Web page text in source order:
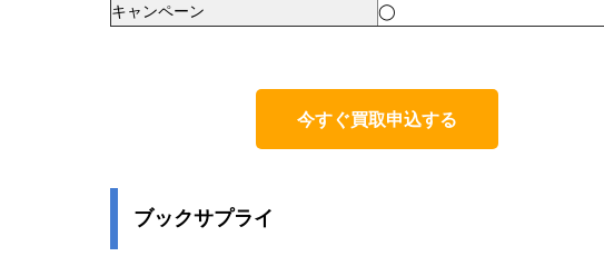
キャンペーン
◯
今すぐ買取申込する
ブックサプライ